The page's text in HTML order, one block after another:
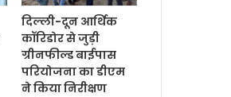
दिल्ली-दून आर्थिक
कॉरिडोर से जुड़ी
ग्रीनफील्ड बाईपास
परियोजना का डीएम
ने किया निरीक्षण